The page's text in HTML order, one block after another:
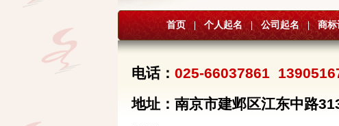
首页 | 个人起名 | 公司起名 | 商标
电话： 025-66037861
地址：南京市建邺区江东中路